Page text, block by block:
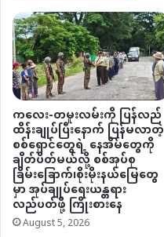
ကလေး-တမူးလမ်းကို ပြန်လည်
ထိန်းချုပ်ပြီးနောက် ပြန်မလာတဲ့
စစ်ရှောင်တွေရဲ့ နေအိမ်တွေကို
ချိတ်ပိတ်မယ်လို့ စစ်အုပ်စု
ခြိမ်းခြောက်၊စိုးမိုးနယ်မြေတွေ
မှာ အုပ်ချုပ်ရေးယန္တရား
လည်ပတ်ဖို့ ကြိုးစားနေ
August 5, 2026